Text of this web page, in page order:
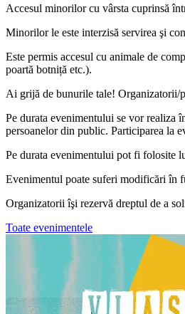
Accesul minorilor cu vârsta cuprinsă
Minorilor le este interzisă servirea şi
Este permis accesul cu animale de
poartă botniță etc.).
Ai grijă de bunurile tale! Organizatorii/
Pe durata evenimentului se vor realiza
persoanelor din public. Participarea la
Pe durata evenimentului pot fi folosite
Evenimentul poate suferi modificări în
Organizatorii îşi rezervă dreptul de a
Toate evenimentele